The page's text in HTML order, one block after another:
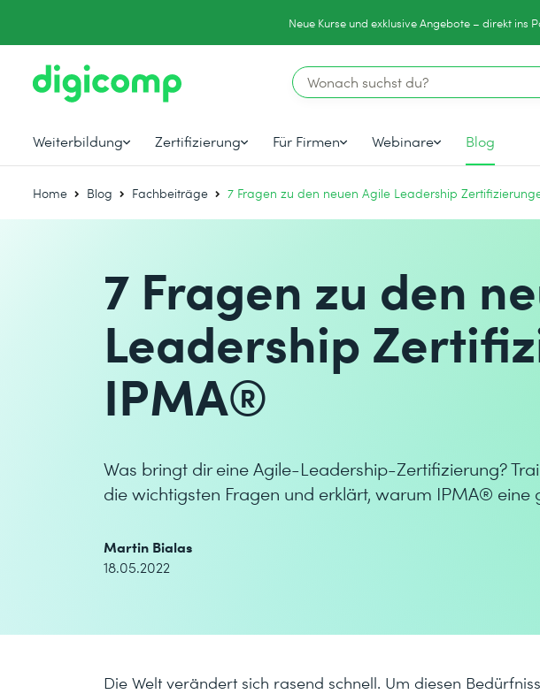
Neue Kurse und exklusive Angebote – direkt ins
Weiterbildung Zertifizierung Für Firmen Webinare Blog
Home Blog Fachbeiträge 7 Fragen zu den neuen Agile Leadership
7 Fragen zu den
Leadership
IPMA®
Was bringt dir eine Agile-Leadership-Zertifizierung?
die wichtigsten Fragen und erklärt, warum IPMA® eine
Martin Bialas
18.05.2022
Die Welt verändert sich rasend schnell. Um diesen